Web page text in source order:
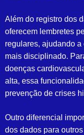
Além do registro dos
oferecem lembretes
regulares, ajudando
mais disciplinado.
doenças
alta, essa
prevenção de crises
Outro diferencial
dos dados para